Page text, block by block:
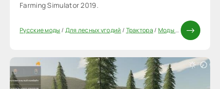
Farming Simulator 2019.
Русские моды/ Для лесных угодий / Трактора/ Моды FS 19